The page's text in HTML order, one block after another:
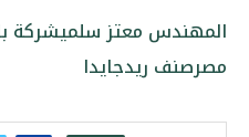
المهندس معتز سلميشركة
مصرصنف ريدجايدا